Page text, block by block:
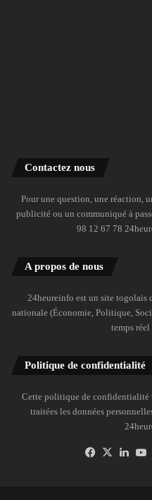
Contactez nous
Pour une question, une réaction,
publicité ou un communiqué à
98 12 67 78
A propos de nous
24heureinfo est un site
nationale (Économie, Politique,
temps réel
Politique de confidentialité
Cette politique de confidentialité
traitées les données
Facebook
X